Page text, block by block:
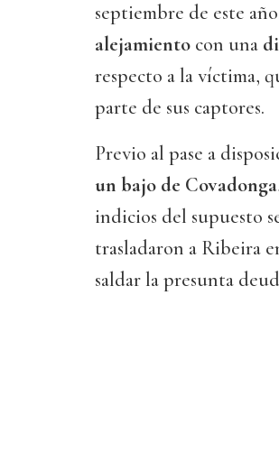
septiembre de este
alejamiento con una
respecto a la víctima,
parte de sus captores.
Previo al pase a
un bajo de Covadonga
indicios del supuesto
trasladaron a Ribeira
saldar la presunta